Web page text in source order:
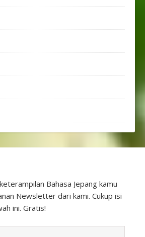
Bahasa Jepang kamu
Newsletter dari kami. Cukup isi
ini. Gratis!